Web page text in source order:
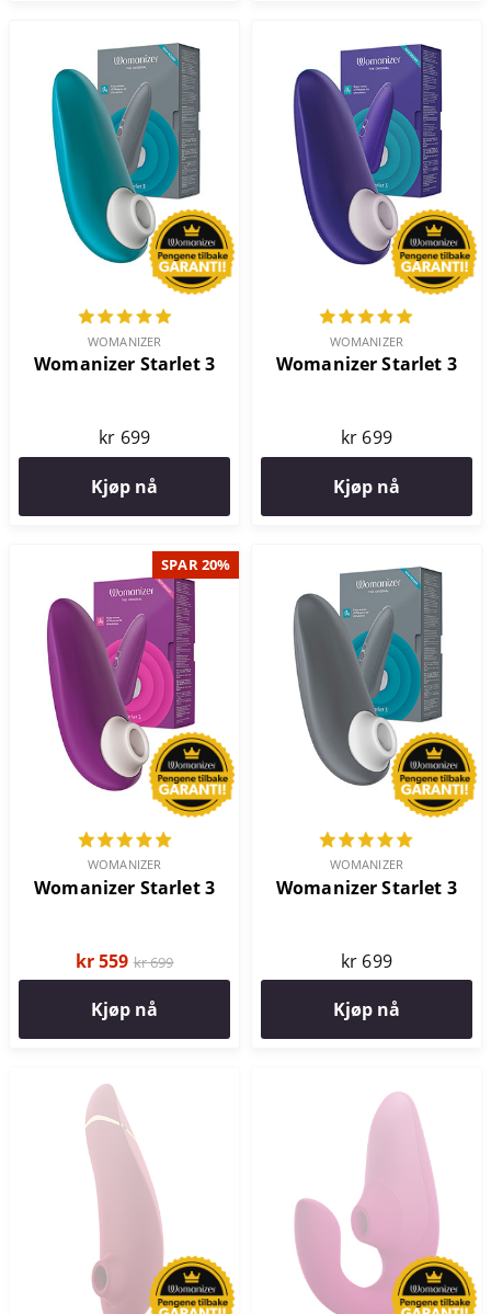
WOMANIZER
Womanizer Starlet 3
kr 699
Kjøp nå
WOMANIZER
Womanizer Starlet 3
kr 699
Kjøp nå
SPAR 20%
WOMANIZER
Womanizer Starlet 3
kr 559 kr 699
Kjøp nå
WOMANIZER
Womanizer Starlet 3
kr 699
Kjøp nå